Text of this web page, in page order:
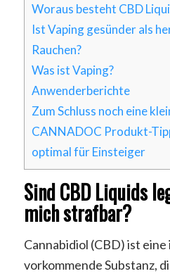
Woraus besteht CBD
Ist Vaping gesünder als
Rauchen?
Was ist Vaping?
Anwenderberichte
Zum Schluss noch eine
CANNADOC Produkt-
optimal für Einsteiger
Sind CBD Liquids
mich strafbar?
Cannabidiol (CBD) ist eine
vorkommende Substanz,